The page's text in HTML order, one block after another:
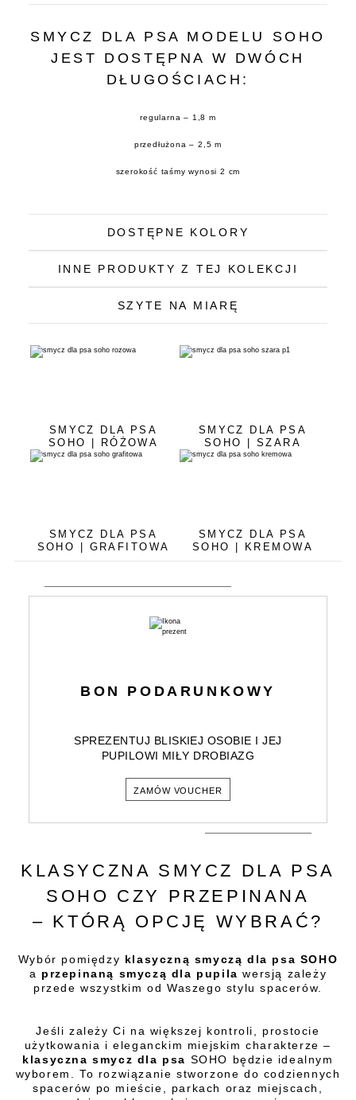
SMYCZ DLA PSA MODELU SOHO
JEST DOSTĘPNA W DWÓCH
DŁUGOŚCIACH:
regularna – 1,8 m
przedłużona – 2,5 m
szerokość taśmy wynosi 2 cm
DOSTĘPNE KOLORY
INNE PRODUKTY Z TEJ KOLEKCJI
SZYTE NA MIARĘ
SMYCZ DLA PSA
SOHO | RÓŻOWA
SMYCZ DLA PSA
SOHO | SZARA
SMYCZ DLA PSA
SOHO | GRAFITOWA
SMYCZ DLA PSA
SOHO | KREMOWA
BON PODARUNKOWY
SPREZENTUJ BLISKIEJ OSOBIE I JEJ
PUPILOWI MIŁY DROBIAZG
ZAMÓW VOUCHER
KLASYCZNA SMYCZ DLA PSA
SOHO CZY PRZEPINANA
– KTÓRĄ OPCJĘ WYBRAĆ?
Wybór pomiędzy klasyczną smyczą dla psa SOHO
a przepinaną smyczą dla pupila wersją zależy
przede wszystkim od Waszego stylu spacerów.
Jeśli zależy Ci na większej kontroli, prostocie
użytkowania i eleganckim miejskim charakterze –
klasyczna smycz dla psa SOHO będzie idealnym
wyborem. To rozwiązanie stworzone do codziennych
spacerów po mieście, parkach oraz miejscach,